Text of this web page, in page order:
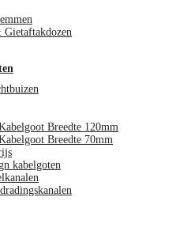
Breedte 120mm
Breedte 70mm
kabelgoten